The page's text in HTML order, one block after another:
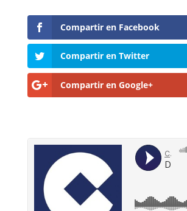
Compartir en Facebook
Compartir en Twitter
Compartir en Google+